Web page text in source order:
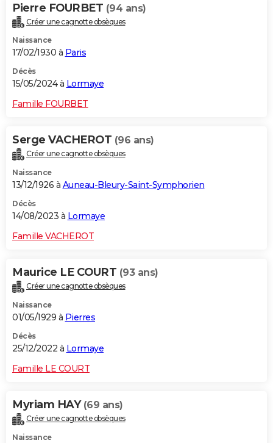
Pierre FOURBET (94 ans)
Créer une cagnotte obsèques
Naissance
17/02/1930 à Paris
Décès
15/05/2024 à Lormaye
Famille FOURBET
Serge VACHEROT (96 ans)
Créer une cagnotte obsèques
Naissance
13/12/1926 à Auneau-Bleury-Saint-Symphorien
Décès
14/08/2023 à Lormaye
Famille VACHEROT
Maurice LE COURT (93 ans)
Créer une cagnotte obsèques
Naissance
01/05/1929 à Pierres
Décès
25/12/2022 à Lormaye
Famille LE COURT
Myriam HAY (69 ans)
Créer une cagnotte obsèques
Naissance